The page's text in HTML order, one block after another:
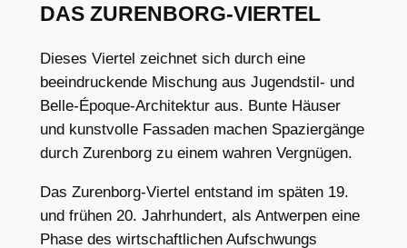
DAS ZURENBORG-VIERTEL
Dieses Viertel zeichnet sich durch eine
beeindruckende Mischung aus Jugendstil- und
Belle-Époque-Architektur aus. Bunte Häuser
und kunstvolle Fassaden machen Spaziergänge
durch Zurenborg zu einem wahren Vergnügen.
Das Zurenborg-Viertel entstand im späten 19.
und frühen 20. Jahrhundert, als Antwerpen eine
Phase des wirtschaftlichen Aufschwungs